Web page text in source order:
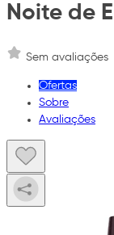
Noite de
Sem avaliações
Ofertas
Sobre
Avaliações